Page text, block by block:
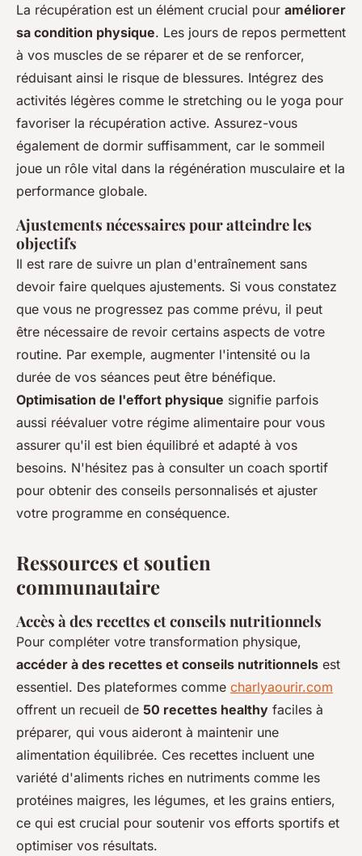
La récupération est un élément crucial pour améliorer
sa condition physique. Les jours de repos permettent
à vos muscles de se réparer et de se renforcer,
réduisant ainsi le risque de blessures. Intégrez des
activités légères comme le stretching ou le yoga pour
favoriser la récupération active. Assurez-vous
également de dormir suffisamment, car le sommeil
joue un rôle vital dans la régénération musculaire et la
performance globale.
Ajustements nécessaires pour atteindre les
objectifs
Il est rare de suivre un plan d'entraînement sans
devoir faire quelques ajustements. Si vous constatez
que vous ne progressez pas comme prévu, il peut
être nécessaire de revoir certains aspects de votre
routine. Par exemple, augmenter l'intensité ou la
durée de vos séances peut être bénéfique.
Optimisation de l'effort physique signifie parfois
aussi réévaluer votre régime alimentaire pour vous
assurer qu'il est bien équilibré et adapté à vos
besoins. N'hésitez pas à consulter un coach sportif
pour obtenir des conseils personnalisés et ajuster
votre programme en conséquence.
Ressources et soutien
communautaire
Accès à des recettes et conseils nutritionnels
Pour compléter votre transformation physique,
accéder à des recettes et conseils nutritionnels est
essentiel. Des plateformes comme charlyaourir.com
offrent un recueil de 50 recettes healthy faciles à
préparer, qui vous aideront à maintenir une
alimentation équilibrée. Ces recettes incluent une
variété d'aliments riches en nutriments comme les
protéines maigres, les légumes, et les grains entiers,
ce qui est crucial pour soutenir vos efforts sportifs et
optimiser vos résultats.